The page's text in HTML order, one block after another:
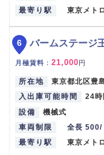
最寄り駅
東京メト
バームステージ
月極賃料 ： 21,000円
所在地
東京都北区豊
入出庫可能時間
24時
設備
機械式
車両制限
全長
最寄り駅
東京メト
6